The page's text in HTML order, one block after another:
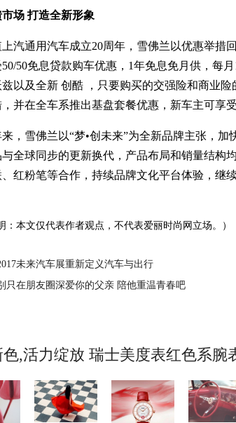
市场 打造全新形象
通用汽车成立20周年，雪佛兰以优惠举措回
50免息贷款购车优惠，1年免息免月供，每
以及全新 创酷 ，只要购买的交强险和商业
并在全车系推出基盘套餐优惠，新车主可享
雪佛兰以“梦•创未来”为全新品牌主张，加
全球同步的更新换代，产品布局和销量结构
红粉笔等合作，持续品牌文化平台体验，继
本文仅代表作者观点，不代表爱丽时尚网立场。）
未来汽车展重新定义汽车与出行
只在朋友圈深爱你的父亲 陪他重温青春吧
色,活力绽放 瑞士美度表红色系腕